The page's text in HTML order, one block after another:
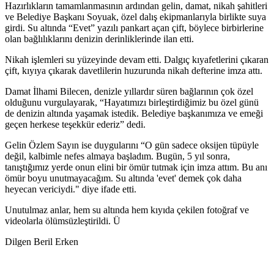
Hazırlıkların tamamlanmasının ardından gelin, damat, nikah şahitleri
ve Belediye Başkanı Soyuak, özel dalış ekipmanlarıyla birlikte suya
girdi. Su altında “Evet” yazılı pankart açan çift, böylece birbirlerine
olan bağlılıklarını denizin derinliklerinde ilan etti.
Nikah işlemleri su yüzeyinde devam etti. Dalgıç kıyafetlerini çıkaran
çift, kıyıya çıkarak davetlilerin huzurunda nikah defterine imza attı.
Damat İlhami Bilecen, denizle yıllardır süren bağlarının çok özel
olduğunu vurgulayarak, “Hayatımızı birleştirdiğimiz bu özel günü
de denizin altında yaşamak istedik. Belediye başkanımıza ve emeği
geçen herkese teşekkür ederiz” dedi.
Gelin Özlem Sayın ise duygularını “O gün sadece oksijen tüpüyle
değil, kalbimle nefes almaya başladım. Bugün, 5 yıl sonra,
tanıştığımız yerde onun elini bir ömür tutmak için imza attım. Bu anı
ömür boyu unutmayacağım. Su altında 'evet' demek çok daha
heyecan vericiydi." diye ifade etti.
Unutulmaz anlar, hem su altında hem kıyıda çekilen fotoğraf ve
videolarla ölümsüzleştirildi. Ü
Dilgen Beril Erken